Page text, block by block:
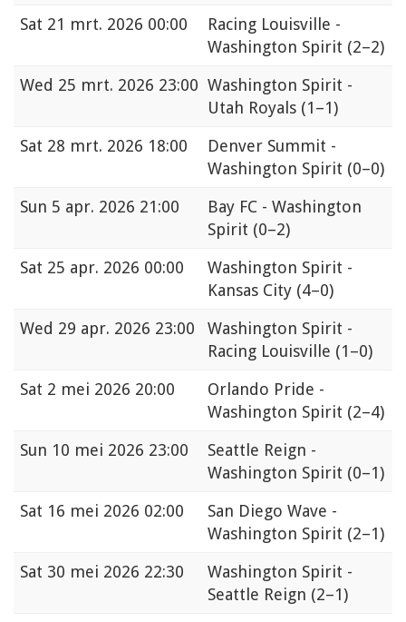
Sat 21 mrt. 2026 00:00
Racing Louisville -
Washington Spirit (2–2)
Wed 25 mrt. 2026 23:00 Washington Spirit -
Utah Royals (1–1)
Sat 28 mrt. 2026 18:00
Denver Summit -
Washington Spirit (0–0)
Sun 5 apr. 2026 21:00
Bay FC - Washington
Spirit (0–2)
Sat 25 apr. 2026 00:00
Washington Spirit -
Kansas City (4–0)
Wed 29 apr. 2026 23:00
Washington Spirit -
Racing Louisville (1–0)
Sat 2 mei 2026 20:00
Orlando Pride -
Washington Spirit (2–4)
Sun 10 mei 2026 23:00
Seattle Reign -
Washington Spirit (0–1)
Sat 16 mei 2026 02:00
San Diego Wave -
Washington Spirit (2–1)
Sat 30 mei 2026 22:30
Washington Spirit -
Seattle Reign (2–1)